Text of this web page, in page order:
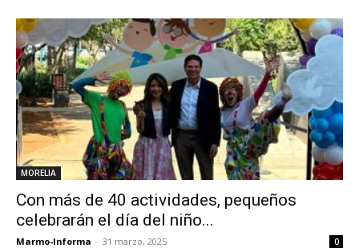
MORELIA
Con más de 40 actividades, pequeños
celebrarán el día del niño...
Marmo-Informa - 31 marzo, 2025 0